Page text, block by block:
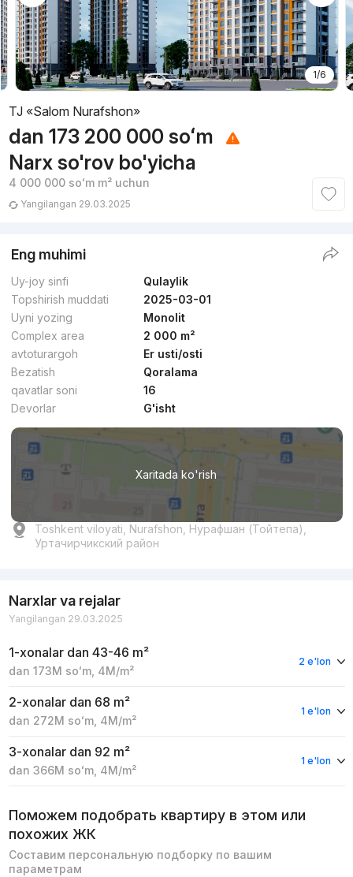
1/6
TJ «Salom Nurafshon»
dan 173 200 000 soʻm
Narx so'rov bo'yicha
4 000 000 soʻmm² uchun
Yangilangan 29.03.2025
Eng muhimi
Uy-joy sinfi
Qulaylik
Topshirish muddati
2025-03-01
Uyni yozing
Monolit
Complex area
2 000 m²
avtoturargoh
Er usti/osti
Bezatish
Qoralama
qavatlar soni
16
Devorlar
G'isht
Xaritada ko'rish
Toshkent viloyati, Nurafshon, Нурафшан (Тойтепа),
Уртачирчикский район
Narxlar va rejalar
Yangilangan 29.03.2025
1-xonalar dan 43-46 m²
dan 173M soʻm, 4M/m²
2 e'lon
2-xonalar dan 68 m²
dan 272M soʻm, 4M/m²
1 e'lon
3-xonalar dan 92 m²
dan 366M soʻm, 4M/m²
1 e'lon
Поможем подобрать квартиру в этом или
похожих ЖК
Составим персональную подборку по вашим
параметрам